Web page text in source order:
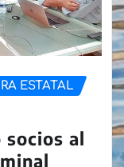
ESTATAL
socios al